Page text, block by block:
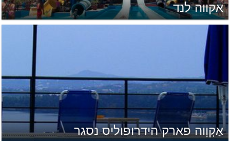
אקווה לנד
אַקְוָוה פארק הידרופוליס נסגר